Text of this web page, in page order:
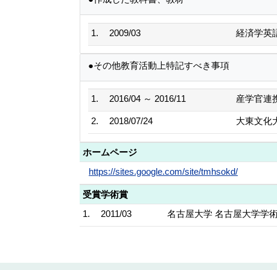
1. 2009/03 経済学英
●その他教育活動上特記すべき事項
1. 2016/04 ～ 2016/11 産学官連
2. 2018/07/24 大東文化
ホームページ
https://sites.google.com/site/tmhsokd/
受賞学術賞
1.
2011/03 名古屋大学 名古屋大学学